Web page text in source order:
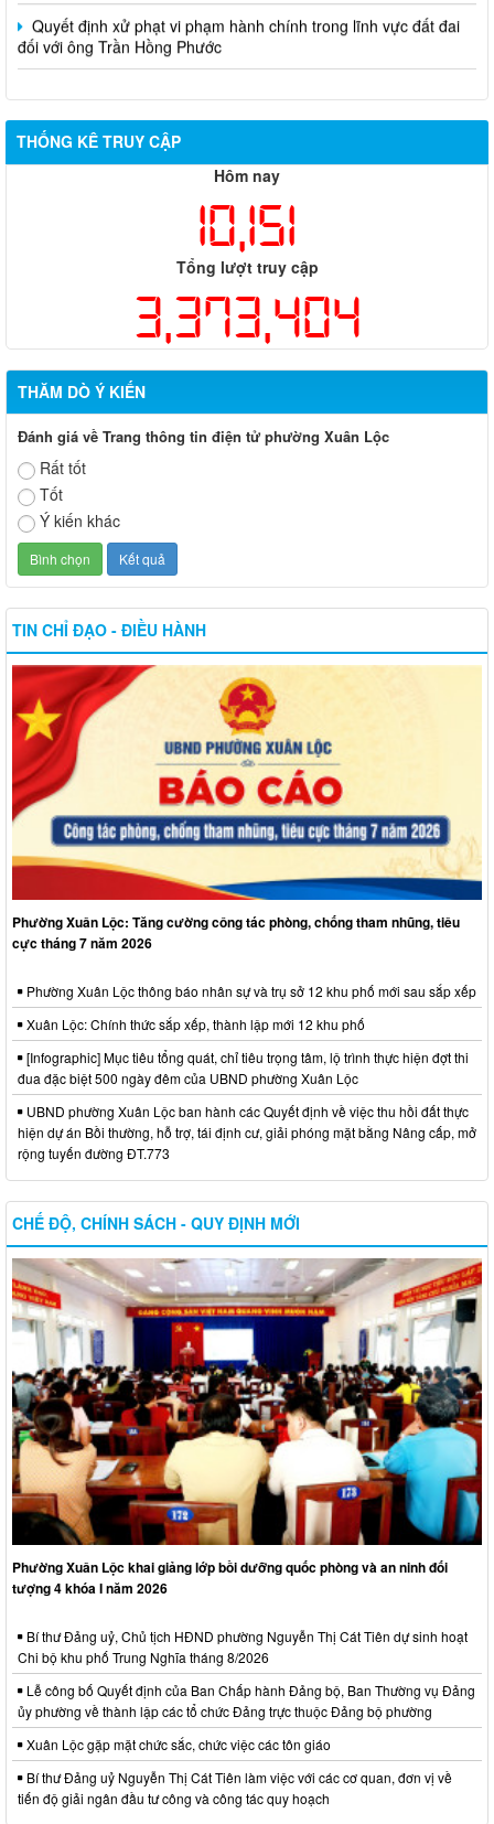
Quyết định xử phạt vi phạm hành chính trong lĩnh vực đất đai
đối với ông Trần Hồng Phước
THỐNG KÊ TRUY CẬP
Hôm nay
10,151
Tổng lượt truy cập
3,373,404
THĂM DÒ Ý KIẾN
Đánh giá về Trang thông tin điện tử phường Xuân Lộc
Rất tốt
Tốt
Ý kiến khác
TIN CHỈ ĐẠO - ĐIỀU HÀNH
Phường Xuân Lộc: Tăng cường công tác phòng, chống tham nhũng, tiêu
cực tháng 7 năm 2026
Phường Xuân Lộc thông báo nhân sự và trụ sở 12 khu phố mới sau sắp xếp
Xuân Lộc: Chính thức sắp xếp, thành lập mới 12 khu phố
[Infographic] Mục tiêu tổng quát, chỉ tiêu trọng tâm, lộ trình thực hiện đợt thi
đua đặc biệt 500 ngày đêm của UBND phường Xuân Lộc
UBND phường Xuân Lộc ban hành các Quyết định về việc thu hồi đất thực
hiện dự án Bồi thường, hỗ trợ, tái định cư, giải phóng mặt bằng Nâng cấp, mở
rộng tuyến đường ĐT.773
CHẾ ĐỘ, CHÍNH SÁCH - QUY ĐỊNH MỚI
Phường Xuân Lộc khai giảng lớp bồi dưỡng quốc phòng và an ninh đối
tượng 4 khóa I năm 2026
Bí thư Đảng uỷ, Chủ tịch HĐND phường Nguyễn Thị Cát Tiên dự sinh hoạt
Chi bộ khu phố Trung Nghĩa tháng 8/2026
Lễ công bố Quyết định của Ban Chấp hành Đảng bộ, Ban Thường vụ Đảng
ủy phường về thành lập các tổ chức Đảng trực thuộc Đảng bộ phường
Xuân Lộc gặp mặt chức sắc, chức việc các tôn giáo
Bí thư Đảng uỷ Nguyễn Thị Cát Tiên làm việc với các cơ quan, đơn vị về
tiến độ giải ngân đầu tư công và công tác quy hoạch